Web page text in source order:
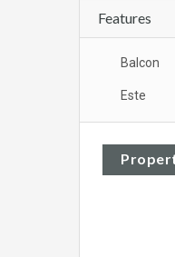
Features
Balcon
Este